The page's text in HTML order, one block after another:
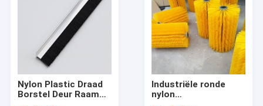
Nylon Plastic Draad
Borstel Deur Raam
Industriële ronde
nylon